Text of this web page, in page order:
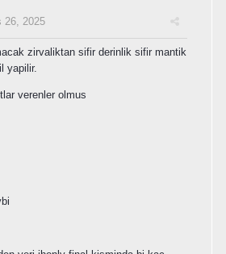
26, 2025
zirvaliktan sifir derinlik sifir mantik
yapilir.
verenler olmus